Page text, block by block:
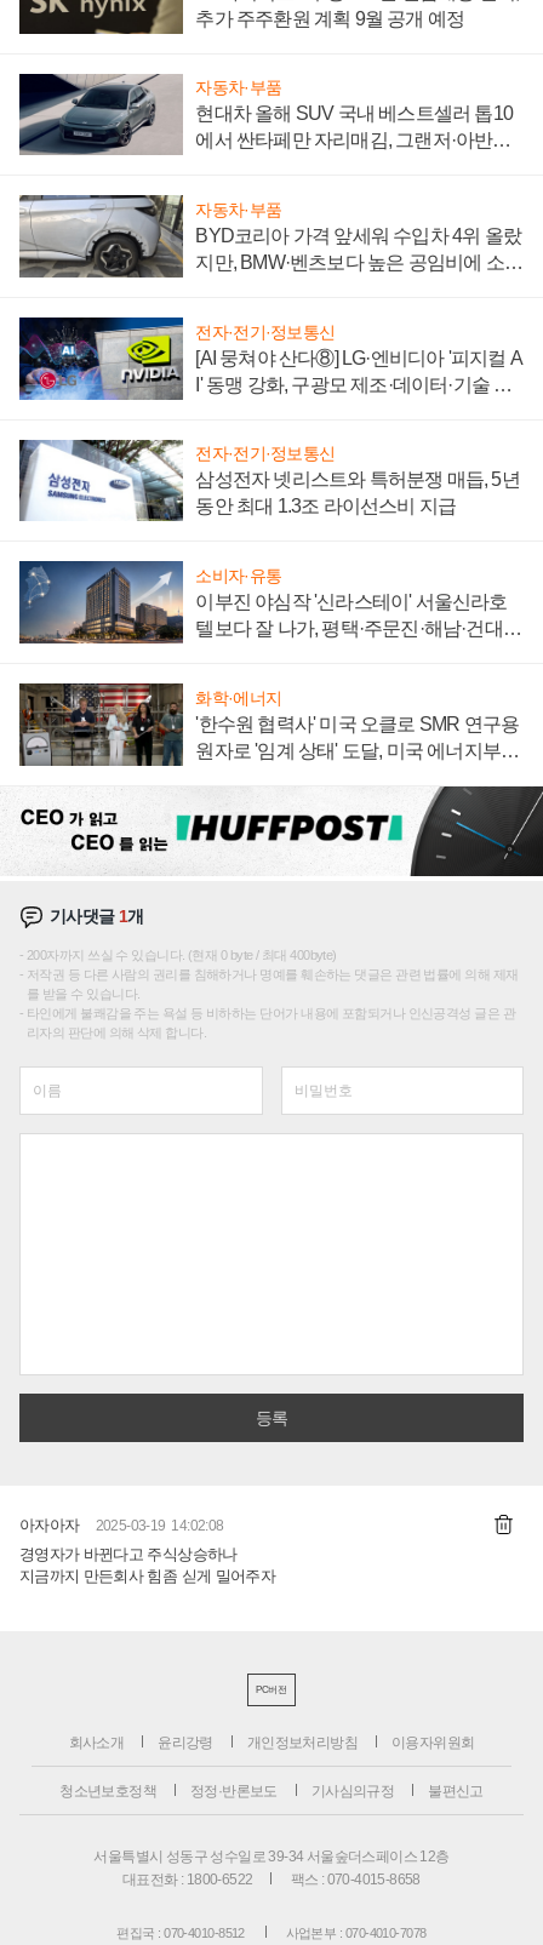
추가 주주환원 계획 9월 공개 예정
자동차·부품
현대차 올해 SUV 국내 베스트셀러 톱10
에서 싼타페만 자리매김, 그랜저·아반떼
자동차·부품
BYD코리아 가격 앞세워 수입차 4위 올랐
지만, BMW·벤츠보다 높은 공임비에 소비
전자·전기·정보통신
[AI 뭉쳐야 산다⑧] LG·엔비디아 '피지컬 A
I' 동맹 강화, 구광모 제조·데이터·기술 결
전자·전기·정보통신
삼성전자 넷리스트와 특허분쟁 매듭, 5년
동안 최대 1.3조 라이선스비 지급
소비자·유통
이부진 야심작 '신라스테이' 서울신라호
텔보다 잘 나가, 평택·주문진·해남·건대로
화학·에너지
'한수원 협력사' 미국 오클로 SMR 연구용
원자로 '임계 상태' 도달, 미국 에너지부
기사댓글1개
200자까지 쓰실 수 있습니다. (현재 0 byte / 최대 400byte)
저작권 등 다른 사람의 권리를 침해하거나 명예를 훼손하는 댓글은 관련 법률에 의해 제재
를 받을 수 있습니다.
타인에게 불쾌감을 주는 욕설 등 비하하는 단어가 내용에 포함되거나 인신공격성 글은 관
리자의 판단에 의해 삭제 합니다.
아자아자 2025-03-19 14:02:08
경영자가 바뀐다고 주식상승하나
지금까지 만든회사 힘좀 싣게 밀어주자
PC버전
회사소개 윤리강령 개인정보처리방침 이용자위원회
청소년보호정책 정정·반론보도 기사심의규정 불편신고
서울특별시 성동구 성수일로 39-34 서울숲더스페이스 12층
대표전화 : 1800-6522
팩스 : 070-4015-8658
편집국 : 070-4010-8512 사업본부 : 070-4010-7078